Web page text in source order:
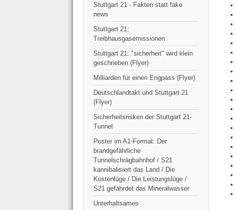
Stuttgart 21 - Fakten statt fake
news
Stuttgart 21:
Treibhausgasemissionen
Stuttgart 21: "sicherheit" wird klein
geschrieben (Flyer)
Milliarden für einen Engpass (Flyer)
Deutschlandtakt und Stuttgart 21
(Flyer)
Sicherheitsrisken der Stuttgart 21-
Tunnel
Poster im A1-Format: Der
brandgefährliche
Tunnelschrägbahnhof / S21
kannibalisiert das Land / Die
Kostenlüge / Die Leistungslüge /
S21 gefährdet das Mineralwasser
Unterhaltsames